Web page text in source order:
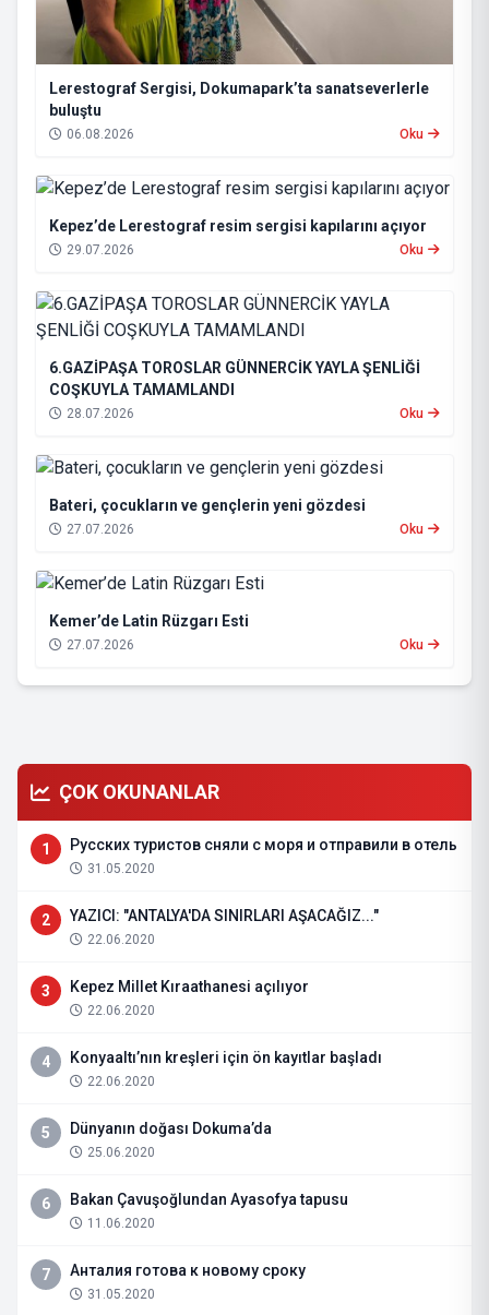
Lerestograf Sergisi, Dokumapark’ta sanatseverlerle
buluştu
06.08.2026 Oku
Kepez’de Lerestograf resim sergisi kapılarını açıyor
29.07.2026 Oku
6.GAZİPAŞA TOROSLAR GÜNNERCİK YAYLA ŞENLİĞİ
COŞKUYLA TAMAMLANDI
28.07.2026 Oku
Bateri, çocukların ve gençlerin yeni gözdesi
27.07.2026 Oku
Kemer’de Latin Rüzgarı Esti
27.07.2026 Oku
ÇOK OKUNANLAR
1 Русских туристов сняли с моря и отправили в отель
31.05.2020
2 YAZICI: "ANTALYA'DA SINIRLARI AŞACAĞIZ..."
22.06.2020
3 Kepez Millet Kıraathanesi açılıyor
22.06.2020
4 Konyaaltı’nın kreşleri için ön kayıtlar başladı
22.06.2020
5 Dünyanın doğası Dokuma’da
25.06.2020
6 Bakan Çavuşoğlundan Ayasofya tapusu
11.06.2020
7 Анталия готова к новому сроку
31.05.2020